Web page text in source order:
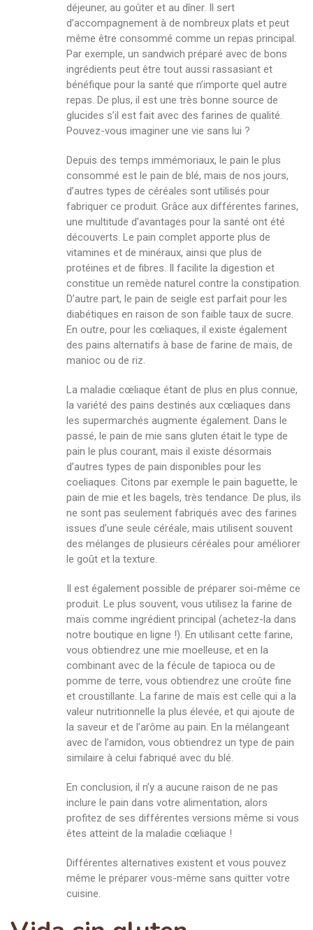
déjeuner, au goûter et au dîner. Il sert
d’accompagnement à de nombreux plats et peut
même être consommé comme un repas principal.
Par exemple, un sandwich préparé avec de bons
ingrédients peut être tout aussi rassasiant et
bénéfique pour la santé que n’importe quel autre
repas. De plus, il est une très bonne source de
glucides s’il est fait avec des farines de qualité.
Pouvez-vous imaginer une vie sans lui ?
Depuis des temps immémoriaux, le pain le plus
consommé est le pain de blé, mais de nos jours,
d’autres types de céréales sont utilisés pour
fabriquer ce produit. Grâce aux différentes farines,
une multitude d’avantages pour la santé ont été
découverts. Le pain complet apporte plus de
vitamines et de minéraux, ainsi que plus de
protéines et de fibres. Il facilite la digestion et
constitue un remède naturel contre la constipation.
D’autre part, le pain de seigle est parfait pour les
diabétiques en raison de son faible taux de sucre.
En outre, pour les cœliaques, il existe également
des pains alternatifs à base de farine de maïs, de
manioc ou de riz.
La maladie cœliaque étant de plus en plus connue,
la variété des pains destinés aux cœliaques dans
les supermarchés augmente également. Dans le
passé, le pain de mie sans gluten était le type de
pain le plus courant, mais il existe désormais
d’autres types de pain disponibles pour les
coeliaques. Citons par exemple le pain baguette, le
pain de mie et les bagels, très tendance. De plus, ils
ne sont pas seulement fabriqués avec des farines
issues d’une seule céréale, mais utilisent souvent
des mélanges de plusieurs céréales pour améliorer
le goût et la texture.
Il est également possible de préparer soi-même ce
produit. Le plus souvent, vous utilisez la farine de
maïs comme ingrédient principal (achetez-la dans
notre boutique en ligne !). En utilisant cette farine,
vous obtiendrez une mie moelleuse, et en la
combinant avec de la fécule de tapioca ou de
pomme de terre, vous obtiendrez une croûte fine
et croustillante. La farine de maïs est celle qui a la
valeur nutritionnelle la plus élevée, et qui ajoute de
la saveur et de l’arôme au pain. En la mélangeant
avec de l’amidon, vous obtiendrez un type de pain
similaire à celui fabriqué avec du blé.
En conclusion, il n’y a aucune raison de ne pas
inclure le pain dans votre alimentation, alors
profitez de ses différentes versions même si vous
êtes atteint de la maladie cœliaque !
Différentes alternatives existent et vous pouvez
même le préparer vous-même sans quitter votre
cuisine.